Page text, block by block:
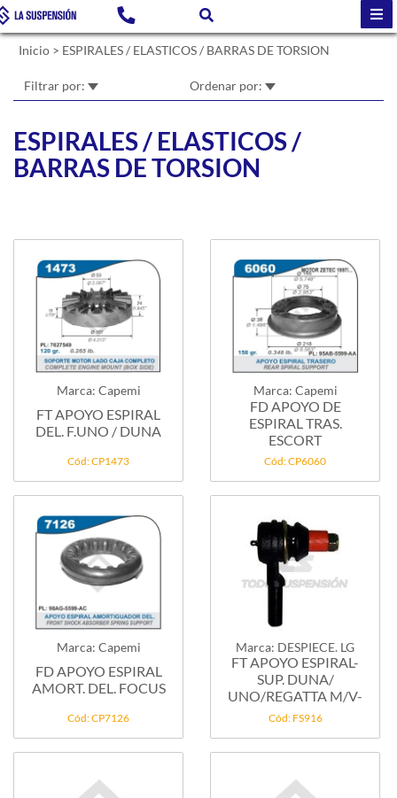
Inicio > ESPIRALES / ELASTICOS / BARRAS DE TORSION
Filtrar por: Ordenar por:
ESPIRALES / ELASTICOS /
BARRAS DE TORSION
Marca: Capemi
FT APOYO ESPIRAL
DEL. F.UNO / DUNA
Cód: CP1473
Marca: Capemi
FD APOYO DE
ESPIRAL TRAS.
ESCORT
Cód: CP6060
Marca: Capemi
FD APOYO ESPIRAL
AMORT. DEL. FOCUS
Cód: CP7126
Marca: DESPIECE. LG
FT APOYO ESPIRAL-
SUP. DUNA/
UNO/REGATTA M/V-
Cód: FS916